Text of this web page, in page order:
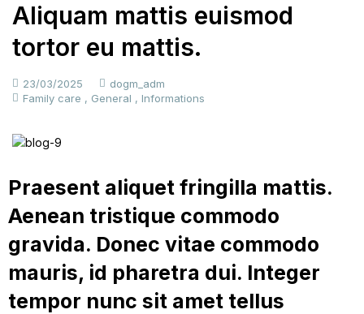
Aliquam mattis euismod
tortor eu mattis.
23/03/2025
dogm_adm
Family care , General , Informations
Praesent aliquet fringilla mattis.
Aenean tristique commodo
gravida. Donec vitae commodo
mauris, id pharetra dui. Integer
tempor nunc sit amet tellus